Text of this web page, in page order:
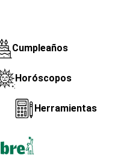
Cumpleaños
Horóscopos
Herramientas